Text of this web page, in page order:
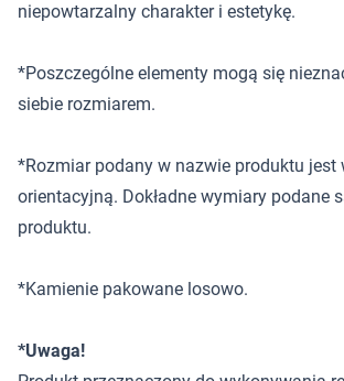
niepowtarzalny charakter i estetykę.
*Poszczególne elementy mogą się
siebie rozmiarem.
*Rozmiar podany w nazwie produktu jest
orientacyjną. Dokładne wymiary podane
produktu.
*Kamienie pakowane losowo.
*Uwaga!